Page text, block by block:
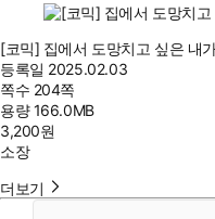
[코믹] 집에서 도망치고 싶은 내
등록일 2025.02.03
쪽수 204쪽
용량166.0MB
3,200원
소장
더보기